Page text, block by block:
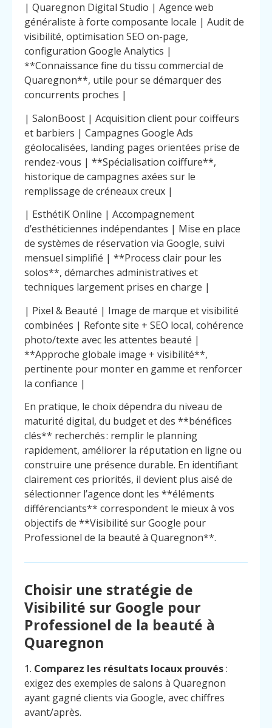
| Quaregnon Digital Studio | Agence web
généraliste à forte composante locale | Audit de
visibilité, optimisation SEO on-page,
configuration Google Analytics |
**Connaissance fine du tissu commercial de
Quaregnon**, utile pour se démarquer des
concurrents proches |
| SalonBoost | Acquisition client pour coiffeurs
et barbiers | Campagnes Google Ads
géolocalisées, landing pages orientées prise de
rendez-vous | **Spécialisation coiffure**,
historique de campagnes axées sur le
remplissage de créneaux creux |
| EsthétiK Online | Accompagnement
d’esthéticiennes indépendantes | Mise en place
de systèmes de réservation via Google, suivi
mensuel simplifié | **Process clair pour les
solos**, démarches administratives et
techniques largement prises en charge |
| Pixel & Beauté | Image de marque et visibilité
combinées | Refonte site + SEO local, cohérence
photo/texte avec les attentes beauté |
**Approche globale image + visibilité**,
pertinente pour monter en gamme et renforcer
la confiance |
En pratique, le choix dépendra du niveau de
maturité digital, du budget et des **bénéfices
clés** recherchés : remplir le planning
rapidement, améliorer la réputation en ligne ou
construire une présence durable. En identifiant
clairement ces priorités, il devient plus aisé de
sélectionner l’agence dont les **éléments
différenciants** correspondent le mieux à vos
objectifs de **Visibilité sur Google pour
Professionel de la beauté à Quaregnon**.
Choisir une stratégie de
Visibilité sur Google pour
Professionel de la beauté à
Quaregnon
1. Comparez les résultats locaux prouvés:
exigez des exemples de salons à Quaregnon
ayant gagné clients via Google, avec chiffres
avant/après.